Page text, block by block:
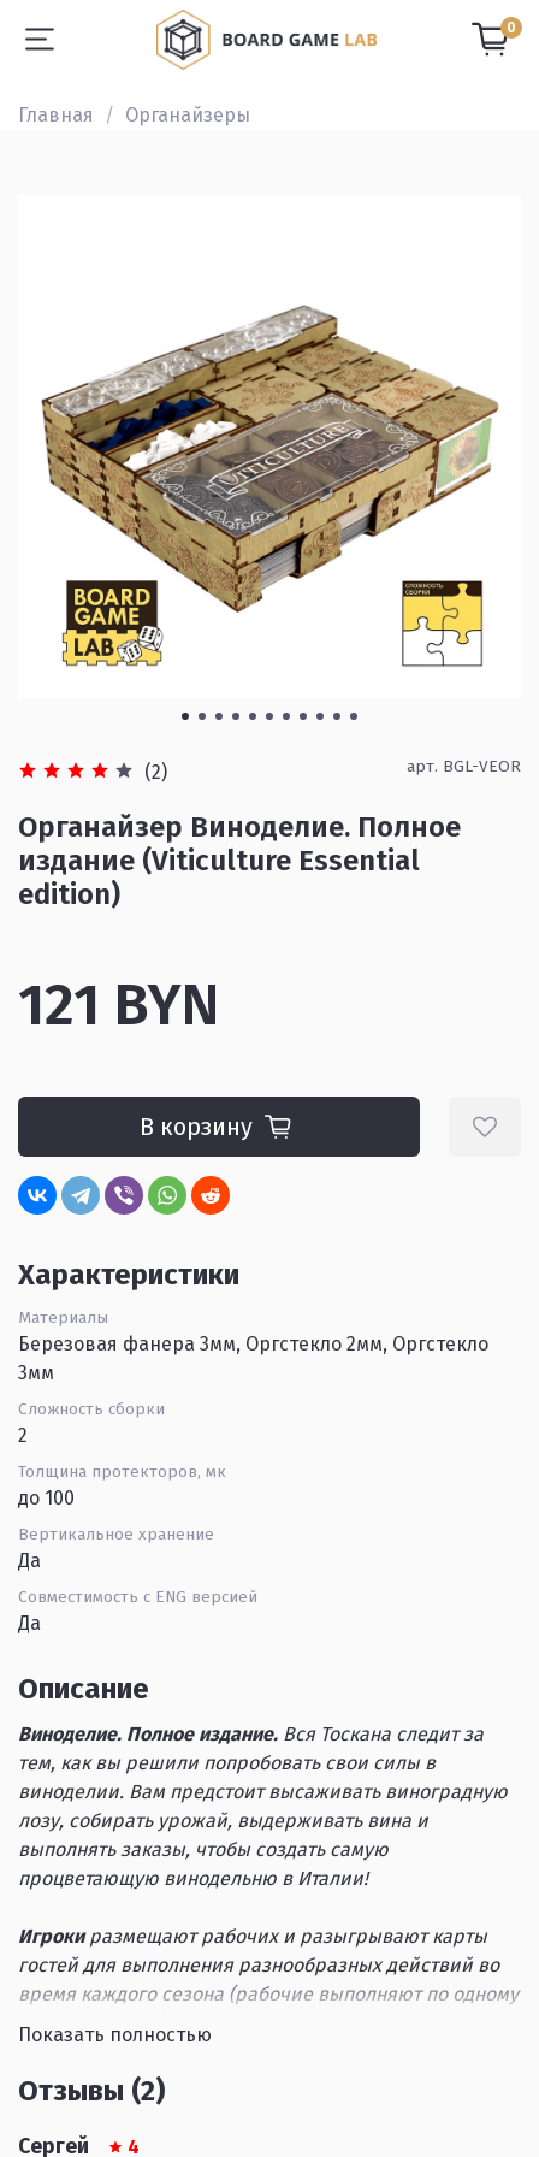
0
Главная Органайзеры
(2) арт. BGL-VEOR
Органайзер Виноделие. Полное
издание (Viticulture Essential
edition)
121 BYN
В корзину
Характеристики
Материалы
Березовая фанера 3мм, Оргстекло 2мм, Оргстекло
3мм
Сложность сборки
2
Толщина протекторов, мк
до 100
Вертикальное хранение
Да
Совместимость с ENG версией
Да
Описание
Виноделие. Полное издание. Вся Тоскана следит за
тем, как вы решили попробовать свои силы в
виноделии. Вам предстоит высаживать виноградную
лозу, собирать урожай, выдерживать вина и
выполнять заказы, чтобы создать самую
процветающую винодельню в Италии!
Игрокиразмещают рабочих и разыгрывают карты
гостей для выполнения разнообразных действий во
время каждого сезона (рабочие выполняют по одному
действию в год).
которыми займутся их рабочие. Раннее пробуждение
предоставляет игроку право
позднее пробуждение рабочих дает больше ценных
Показать полностью
Отзывы (2)
Сергей
4